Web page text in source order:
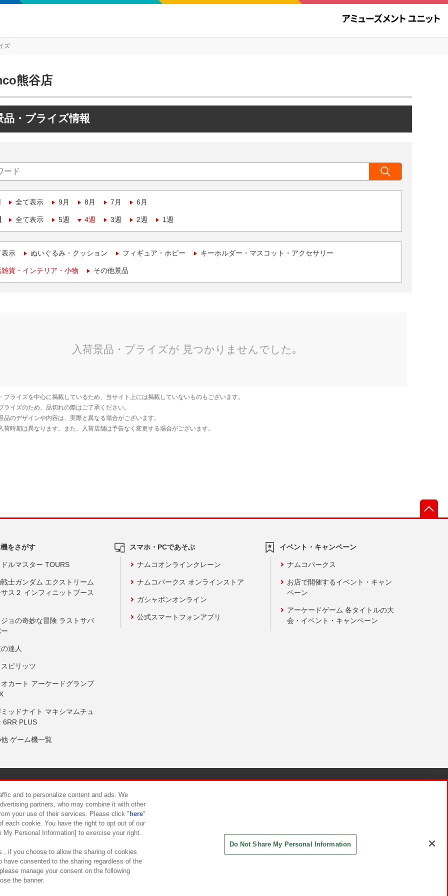
ズ
熊谷店
品・プライズ情報
全て表示 9月 8月 7月 6月
全て表示 5週 4週 3週 2週 1週
表示 ぬいぐるみ・クッション フィギュア・ホビー キーホルダー・マスコット・アクセサリー
貨・インテリア・小物 その他景品
をさがす
ルマスター TOURS
士ガンダム エクストリーム
ス２ インフィニットブース
ョの奇妙な冒険 ラストサバ
達人
ピリッツ
カート アーケードグランプ
ッドナイト マキシマムチュ
6RR PLUS
ゲーム機一覧
スマホ・PCであそぶ
ナムコオンラインクレーン
ナムコパークス オンラインストア
ガシャポンオンライン
公式スマートフォンアプリ
イベント・キャンペーン
ナムコパークス
お店で開催するイベント・キャン
ペーン
アーケードゲーム 各タイトルの大
会・イベント・キャンペーン
について カスタマーハラスメント対応方針
and to personalize content and ads. We
partners, who may combine it with other
your use of their services. Please click " here"
each cookie. You have the right to opt out of our
Personal Information] to exercise your right.
, if you choose to allow the sharing of cookies
have consented to the sharing regardless of the
manage your consent on the following
the banner.
Do Not Share My Personal Information